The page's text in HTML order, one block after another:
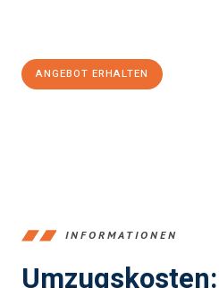
ANGEBOT ERHALTEN
INFORMATIONEN